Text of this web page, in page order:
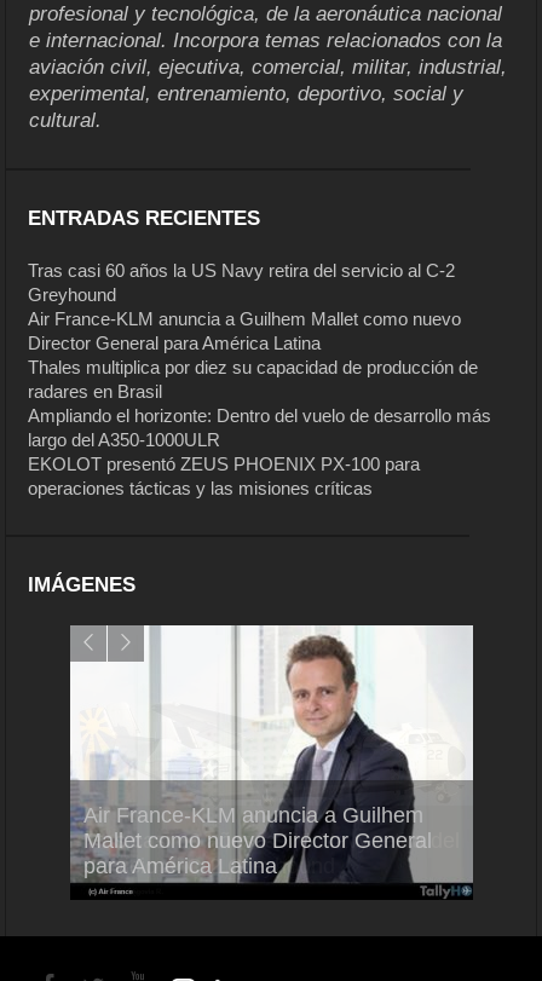
profesional y tecnológica, de la aeronáutica nacional
e internacional. Incorpora temas relacionados con la
aviación civil, ejecutiva, comercial, militar, industrial,
experimental, entrenamiento, deportivo, social y
cultural.
ENTRADAS RECIENTES
Tras casi 60 años la US Navy retira del servicio al C-2
Greyhound
Air France-KLM anuncia a Guilhem Mallet como nuevo
Director General para América Latina
Thales multiplica por diez su capacidad de producción de
radares en Brasil
Ampliando el horizonte: Dentro del vuelo de desarrollo más
largo del A350-1000ULR
EKOLOT presentó ZEUS PHOENIX PX-100 para
operaciones tácticas y las misiones críticas
IMÁGENES
Air France-KLM anuncia a Guilhem
Mallet como nuevo Director General
para América Latina